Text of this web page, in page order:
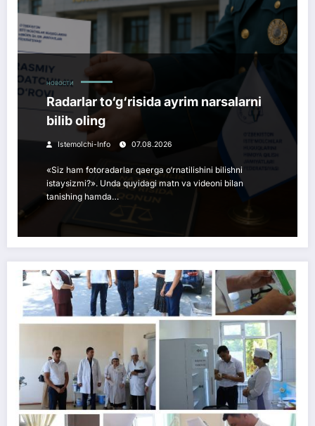
НОВОСТИ
Radarlar to‘g‘risida ayrim narsalarni
bilib oling
Istemolchi-Info 07.08.2026
«Siz ham fotoradarlar qaerga o‘rnatilishini bilishni
istaysizmi?». Unda quyidagi matn va videoni bilan
tanishing hamda…